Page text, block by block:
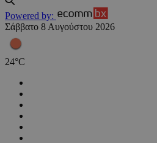
Powered by:
Σάββατο 8 Αυγούστου 2026
24°C